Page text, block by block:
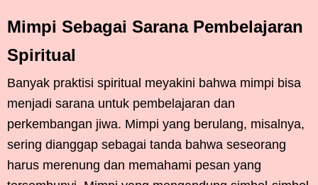
Mimpi Sebagai Sarana Pembelajaran
Spiritual
Banyak praktisi spiritual meyakini bahwa mimpi bisa
menjadi sarana untuk pembelajaran dan
perkembangan jiwa. Mimpi yang berulang, misalnya,
sering dianggap sebagai tanda bahwa seseorang
harus merenung dan memahami pesan yang